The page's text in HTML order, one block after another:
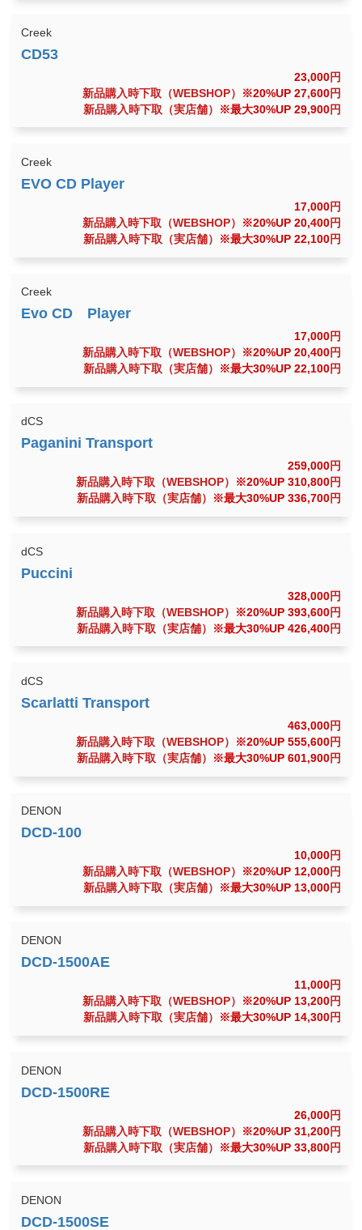
Creek
23,000円
新品購入時下取（WEBSHOP）
※20%UP 27,600円
新品購入時下取（実店舗）
※最大30%UP 29,900円
Creek
17,000円
新品購入時下取（WEBSHOP）
※20%UP 20,400円
新品購入時下取（実店舗）
※最大30%UP 22,100円
Creek
17,000円
新品購入時下取（WEBSHOP）
※20%UP 20,400円
新品購入時下取（実店舗）
※最大30%UP 22,100円
dCS
259,000円
新品購入時下取（WEBSHOP）
※20%UP 310,800円
新品購入時下取（実店舗）
※最大30%UP 336,700円
dCS
328,000円
新品購入時下取（WEBSHOP）
※20%UP 393,600円
新品購入時下取（実店舗）
※最大30%UP 426,400円
dCS
463,000円
新品購入時下取（WEBSHOP）
※20%UP 555,600円
新品購入時下取（実店舗）
※最大30%UP 601,900円
DENON
10,000円
新品購入時下取（WEBSHOP）
※20%UP 12,000円
新品購入時下取（実店舗）
※最大30%UP 13,000円
DENON
11,000円
新品購入時下取（WEBSHOP）
※20%UP 13,200円
新品購入時下取（実店舗）
※最大30%UP 14,300円
DENON
26,000円
新品購入時下取（WEBSHOP）
※20%UP 31,200円
新品購入時下取（実店舗）
※最大30%UP 33,800円
DENON